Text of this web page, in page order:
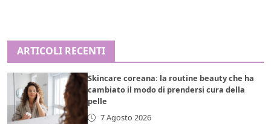
ARTICOLI RECENTI
Skincare coreana: la routine beauty che ha
cambiato il modo di prendersi cura della
pelle
7 Agosto 2026